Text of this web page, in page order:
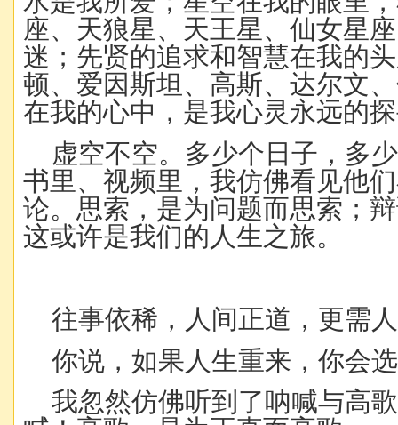
座、天狼星、天王星、仙女星
迷；先贤的追求和智慧在我的
顿、爱因斯坦、高斯、达尔文
在我的心中，是我心灵永远的
虚空不空。多少个日子，多
书里、视频里，我仿佛看见他
论。思索，是为问题而思索；
这或许是我们的人生之旅。
往事依稀，人间正道，更需
你说，如果人生重来，你会
我忽然仿佛听到了呐喊与高